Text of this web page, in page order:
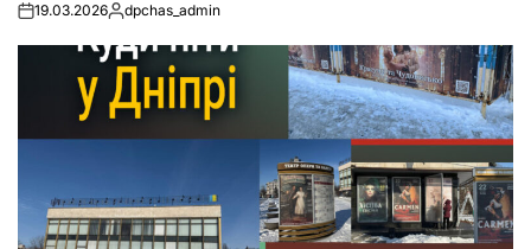
on19.03.2026Опубліковано
dpchas_admin